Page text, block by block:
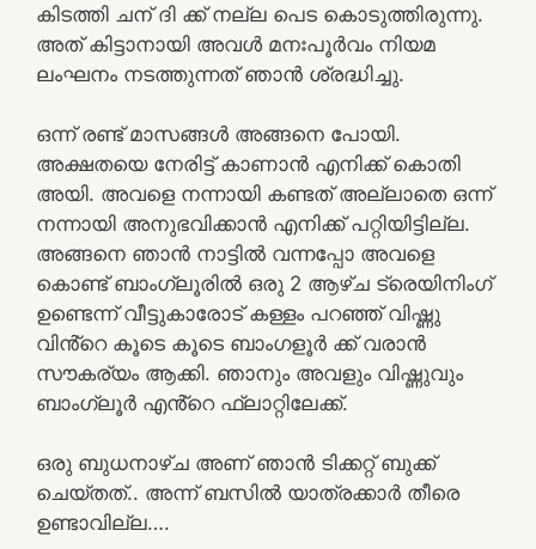
കിടത്തി ചന് ദി ക്ക് നല്ല പെട കൊടുത്തിരുന്നു.
അത് കിട്ടാനായി അവൾ മനഃപൂർവം നിയമ
ലംഘനം നടത്തുന്നത് ഞാൻ ശ്രദ്ധിച്ചു.
ഒന്ന് രണ്ട് മാസങ്ങൾ അങ്ങനെ പോയി.
അക്ഷതയെ നേരിട്ട് കാണാൻ എനിക്ക് കൊതി
അയി. അവളെ നന്നായി കണ്ടത് അല്ലാതെ ഒന്ന്
നന്നായി അനുഭവിക്കാൻ എനിക്ക് പറ്റിയിട്ടില്ല.
അങ്ങനെ ഞാൻ നാട്ടിൽ വന്നപ്പോ അവളെ
കൊണ്ട് ബാംഗ്ലൂരിൽ ഒരു 2 ആഴ്ച ട്രെയിനിംഗ്
ഉണ്ടെന്ന് വീട്ടുകാരോട് കള്ളം പറഞ്ഞ് വിഷ്ണു
വിൻ്റെ കൂടെ കൂടെ ബാംഗളൂർ ക്ക് വരാൻ
സൗകര്യം ആക്കി. ഞാനും അവളും വിഷ്ണുവും
ബാംഗ്ലൂർ എൻ്റെ ഫ്ലാറ്റിലേക്ക്.
ഒരു ബുധനാഴ്ച അണ് ഞാൻ ടിക്കറ്റ് ബുക്ക്
ചെയ്തത്.. അന്ന് ബസിൽ യാത്രക്കാർ തീരെ
ഉണ്ടാവില്ല….